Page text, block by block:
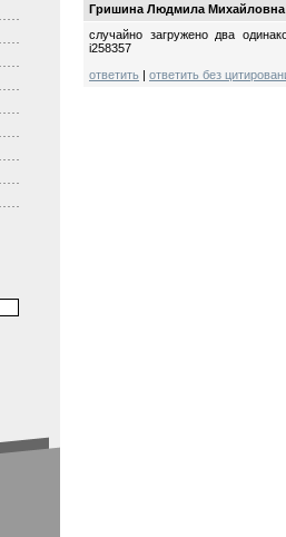
Гришина Людмила Михайловна
случайно загружено два
i258357
ответить | ответить без